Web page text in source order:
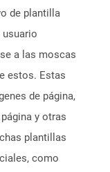
de plantilla
usuario
a las moscas
estos. Estas
de página,
y otras
plantillas
como